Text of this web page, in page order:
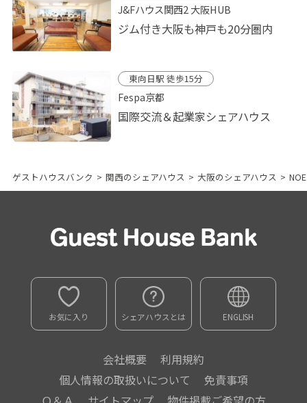
J&Fハウス関西2 大阪HUB
ジム付き大阪も神戸も20分圏内
東向日駅 徒歩15分
Fespa京都
国際交流＆起業家シェアハウス
ゲストハウスバンク > 関西のシェアハウス > 大阪のシェアハウス >
お気に入り シェアハウスとは ENGLISH
会社概要
利用規約
個人情報の取扱いについて
免責事項